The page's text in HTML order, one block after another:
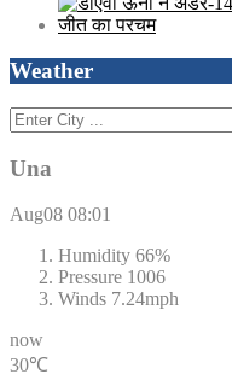
Weather
Una
Aug08 08:01
Humidity 66%
Pressure 1006
Winds 7.24mph
now
30℃